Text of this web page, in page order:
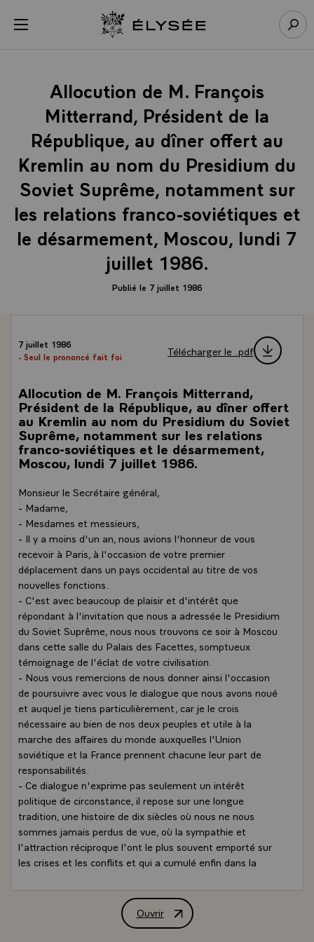
menu Retour à l’accueil Élysée
Allocution de M. François
Mitterrand, Président de la
République, au dîner offert au
Kremlin au nom du Presidium du
Soviet Suprême, notamment sur
les relations franco-soviétiques et
le désarmement, Moscou, lundi 7
juillet 1986.
Publié le 7 juillet 1986
7 juillet 1986
- Seul le prononcé fait foi
Télécharger le .pdf
Allocution de M. François Mitterrand,
Président de la République, au dîner offert
au Kremlin au nom du Presidium du Soviet
Suprême, notamment sur les relations
franco-soviétiques et le désarmement,
Moscou, lundi 7 juillet 1986.
Monsieur le Secrétaire général,
- Madame,
- Mesdames et messieurs,
- Il y a moins d'un an, nous avions l'honneur de vous
recevoir à Paris, à l'occasion de votre premier
déplacement dans un pays occidental au titre de vos
nouvelles fonctions.
- C'est avec beaucoup de plaisir et d'intérêt que
répondant à l'invitation que nous a adressée le Presidium
du Soviet Suprême, nous nous trouvons ce soir à Moscou
dans cette salle du Palais des Facettes, somptueux
témoignage de l'éclat de votre civilisation.
- Nous vous remercions de nous donner ainsi l'occasion
de poursuivre avec vous le dialogue que nous avons noué
et auquel je tiens particulièrement, car je le crois
nécessaire au bien de nos deux peuples et utile à la
marche des affaires du monde auxquelles l'Union
soviétique et la France prennent chacune leur part de
responsabilités.
- Ce dialogue n'exprime pas seulement un intérêt
politique de circonstance, il repose sur une longue
tradition, une histoire de dix siècles où nous ne nous
sommes jamais perdus de vue, où la sympathie et
l'attraction réciproque l'ont le plus souvent emporté sur
les crises et les conflits et qui a cumulé enfin dans la
- Nos efforts sont complémentaires. A l'automne se
tiendra à Paris, une exposition sur la France et la Russie
Ouvrir
Allocution de M. François Mitterrand,
Panneau de gestion des cookies